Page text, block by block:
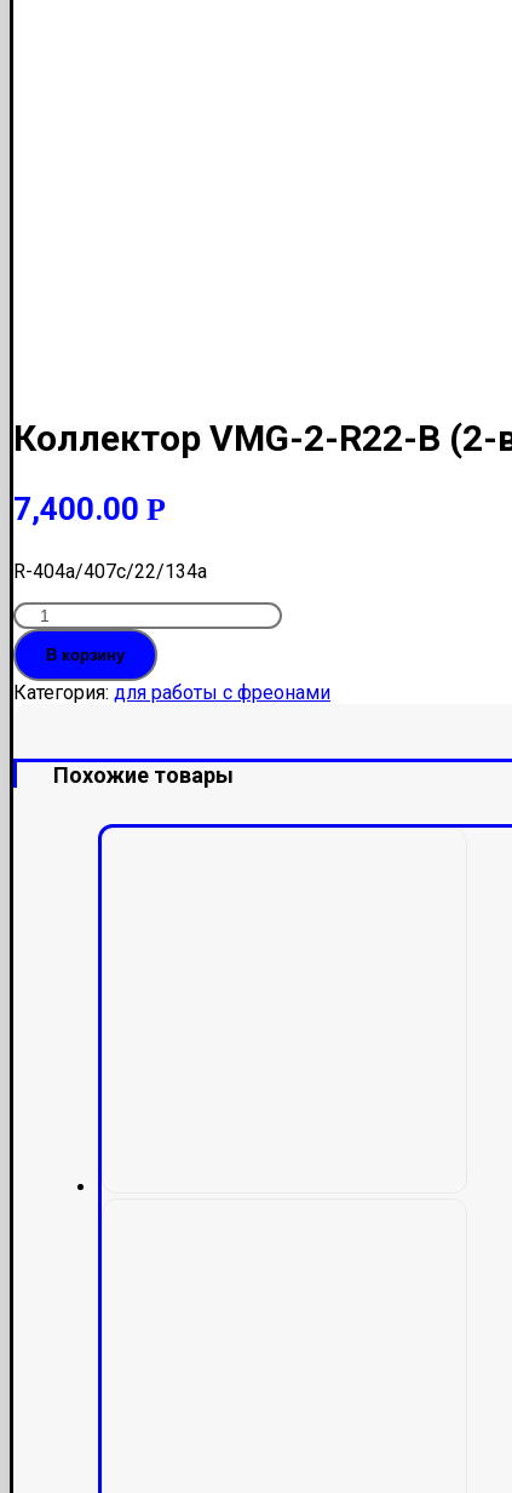
Коллектор VMG-2-R22-В
7,400.00 Р
R-404a/407c/22/134a
Количество
Коллектор
VMG-
2-
R22-
В корзину
Категория: для работы с фреонами
Похожие товары